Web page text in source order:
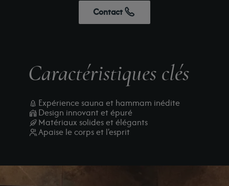
Contact
Caractéristiques clés
Expérience sauna et hammam inédite
Design innovant et épuré
Matériaux solides et élégants
Apaise le corps et l'esprit